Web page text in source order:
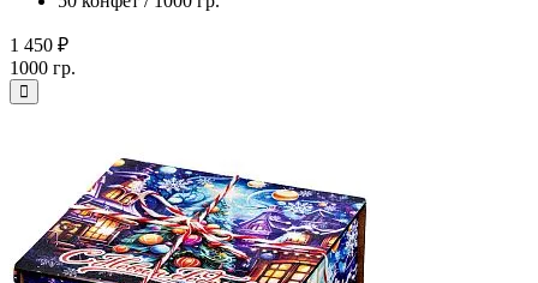
1 450 ₽
1000 гр.